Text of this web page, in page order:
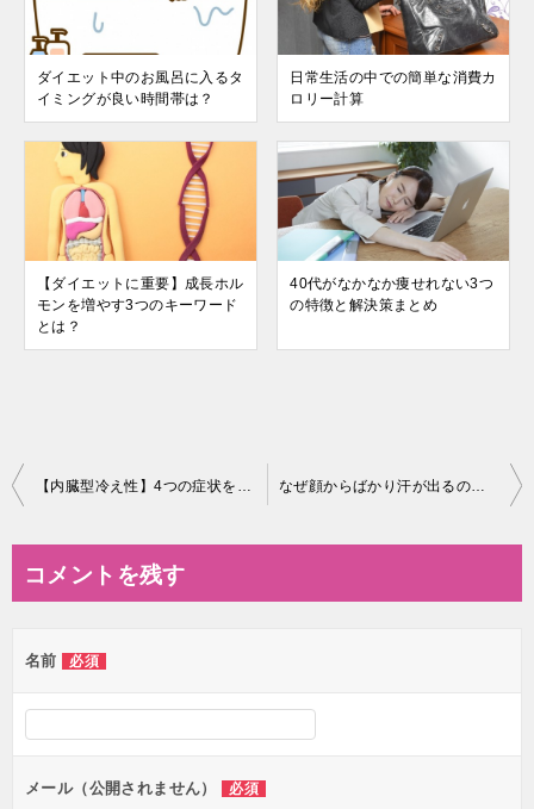
ダイエット中のお風呂に入るタ
イミングが良い時間帯は？
日常生活の中での簡単な消費カ
ロリー計算
【ダイエットに重要】成長ホル
モンを増やす3つのキーワード
とは？
40代がなかなか痩せれない3つ
の特徴と解決策まとめ
投
ビ
ー
シ
ン
【内臓型冷え性】4つの症状を知らないとダイエットには逆効果 なぜ顔からばかり汗が出るの？【簡単】自分でおさえる3つの方法
コメントを残す
名前 必須
メール（公開されません） 必須